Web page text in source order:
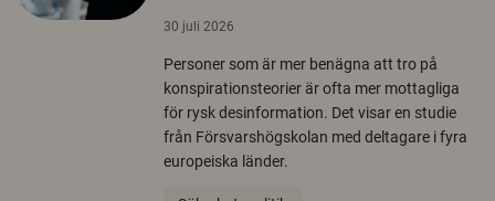
30 juli 2026
Personer som är mer benägna att tro på
konspirationsteorier är ofta mer mottagliga
för rysk desinformation. Det visar en studie
från Försvarshögskolan med deltagare i fyra
europeiska länder.